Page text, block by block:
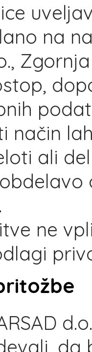
na
način
ali
ne